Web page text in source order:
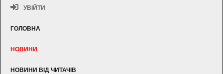
УВІЙТИ
ГОЛОВНА
НОВИНИ
НОВИНИ ВІД ЧИТАЧІВ